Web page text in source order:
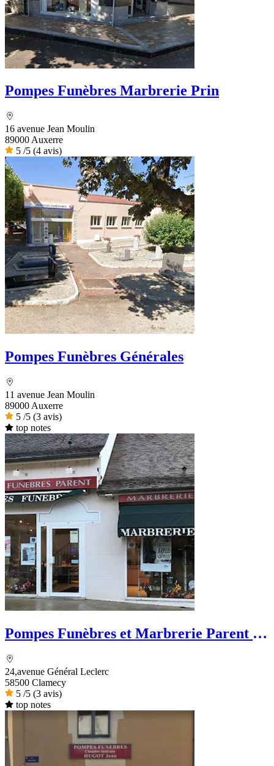
Pompes Funèbres Marbrerie Prin
16 avenue Jean Moulin
89000 Auxerre
5 /5 (4 avis)
Pompes Funèbres Générales
11 avenue Jean Moulin
89000 Auxerre
5 /5 (3 avis)
top notes
Pompes Funèbres et Marbrerie Parent -
24,avenue Général Leclerc
58500 Clamecy
5 /5 (3 avis)
top notes